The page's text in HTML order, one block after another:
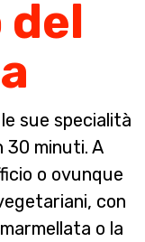
del
sue specialità
30 minuti. A
o ovunque
con
o la